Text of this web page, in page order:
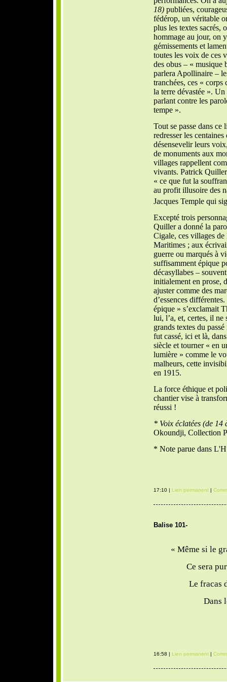
18)publiées,
fédérop, un véritable
plus les textes sacrés,
hommage au jour, on
gémissements et
toutes les voix de ces
des obus – « musique
parlera Apollinaire –
tranchées, ces «
la terre dévastée ».
parlant contre les
tempe ».
Tout se passe dans ce
redresser les
désensevelir leurs
de monuments aux
villages rappellent
vivants. Patrick
« ce que fut la
au profit illusoire des
Jacques Temple qui
Excepté trois
Quiller a donné la
Cigale, ces villages de
Maritimes ; aux
guerre ou marqués à
suffisamment épique
décasyllabes –
initialement en prose,
ajuster comme des
d’essences
épique » s’exclamait
lui, l’a, et, certes, il ne
grands textes du
fut cassé, ici et là,
siècle et tourner « en
lumière » comme le
malheurs, cette
en 1915.
La force éthique et
chantier vise à
réussi !
* Voix éclatées (de 14
Okoundji, Collection
* Note parue dans
17:10 | Lien permanent|
Balise 101-
« Même si le
Ce sera
Le fracas
Dans
16:58 | Lien permanent|